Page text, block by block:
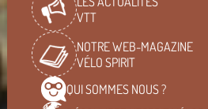
VTT
NOTRE WEB-MAGAZINE
VÉLO SPIRIT
QUI SOMMES NOUS ?